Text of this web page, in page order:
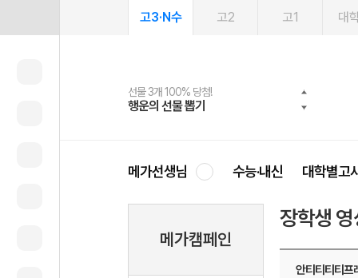
고3·N수 고2 고1 대
선물 3개 100% 당첨!
행운의 선물 뽑기
선물 100% 증정!
메가스터디 X 올리브
여름방학 스터디 캐시백
메가런 썸머스쿨
2027 러셀 단과
강사 공개선발
스마트러닝앱
설문 EVENT
메가패스
3일 무료 체험권
메가패스 수강생 무료혜택!
메가클럽 멤버십
사회공헌 캠페인
희망이룸 메가나눔
메가선생님 수능·내신 대학별고
메가캠페인
장학생
안티티티티프